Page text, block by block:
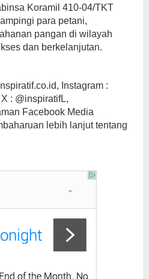
Koramil 410-04/TKT
para petani,
pangan di wilayah
dan berkelanjutan.
Instagram :
: @inspiratifL,
Facebook Media
lebih lanjut tentang